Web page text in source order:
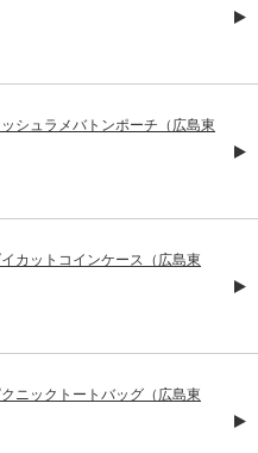
シュラメバトンポーチ（広島東
カットコインケース（広島東
ニックトートバッグ（広島東